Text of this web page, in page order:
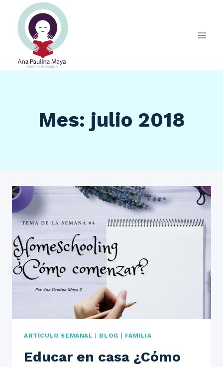
contenido
Mes: julio 2018
ARTÍCULO SEMANAL | BLOG | FAMILIA
Educar en casa ¿Cómo